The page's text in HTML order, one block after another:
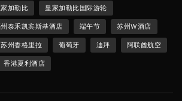
家加勒比 皇家加勒比国际游轮
泰禾凯宾斯基酒店 端午节 苏州W酒店
苏州香格里拉 葡萄牙 迪拜 阿联酋航空
香港夏利酒店